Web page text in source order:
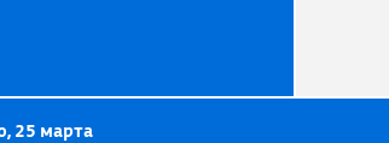
25 марта